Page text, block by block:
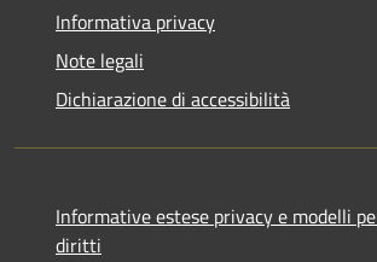
Informativa privacy
Note legali
Dichiarazione di accessibilità
Informative estese privacy e modelli
diritti